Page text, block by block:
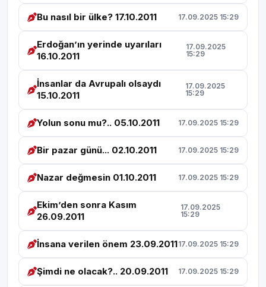
Bu nasıl bir ülke? 17.10.2011 17.09.2025 15:29
Erdoğan’ın yerinde uyarıları
16.10.2011
17.09.2025
15:29
İnsanlar da Avrupalı olsaydı
15.10.2011
17.09.2025
15:29
Yolun sonu mu?.. 05.10.2011 17.09.2025 15:29
Bir pazar günü... 02.10.2011 17.09.2025 15:29
Nazar değmesin 01.10.2011 17.09.2025 15:29
Ekim’den sonra Kasım
26.09.2011
17.09.2025
15:29
İnsana verilen önem 23.09.201117.09.2025 15:29
Şimdi ne olacak?.. 20.09.2011 17.09.2025 15:29